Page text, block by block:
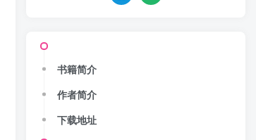
书籍简介
作者简介
下载地址